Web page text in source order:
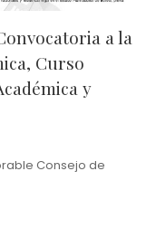
a la
Curso
y
Consejo de